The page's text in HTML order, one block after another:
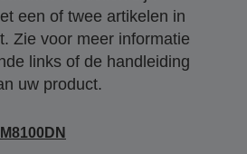
een of twee artikelen in
Zie voor meer informatie
links of de handleiding
uw product.